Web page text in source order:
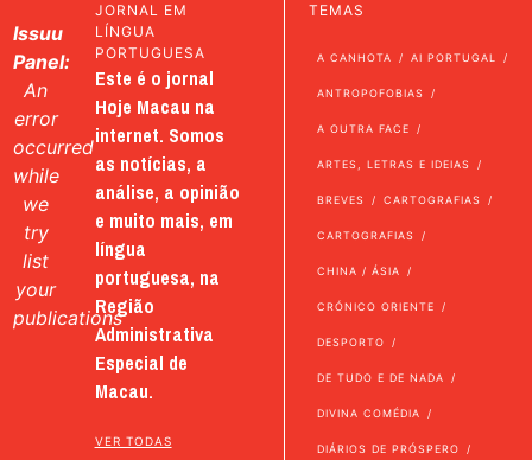
Issuu
Panel:
An
error
occurred
while
we
try
list
your
publications
JORNAL EM
LÍNGUA
PORTUGUESA
Este é o jornal
Hoje Macau na
internet. Somos
as notícias, a
análise, a opinião
e muito mais, em
língua
portuguesa, na
Região
Administrativa
Especial de
Macau.
VER TODAS
TEMAS
A CANHOTA AI PORTUGAL
ANTROPOFOBIAS
A OUTRA FACE
ARTES, LETRAS E IDEIAS
BREVES CARTOGRAFIAS
CARTOGRAFIAS
CHINA / ÁSIA
CRÓNICO ORIENTE
DESPORTO
DE TUDO E DE NADA
DIVINA COMÉDIA
DIÁRIOS DE PRÓSPERO